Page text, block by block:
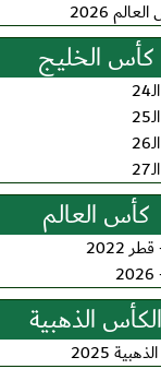
2026
كأس الخليج
كأس العالم
2022
الكأس الذهبية
2025